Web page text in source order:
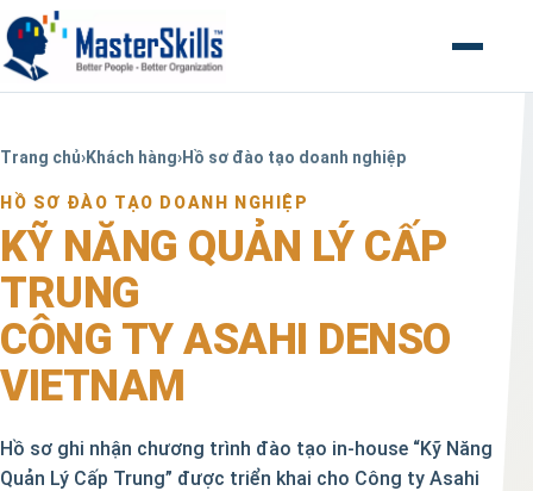
Mở menu
Trang chủ›Khách hàng›Hồ sơ đào tạo doanh nghiệp
HỒ SƠ ĐÀO TẠO DOANH NGHIỆP
KỸ NĂNG QUẢN LÝ CẤP
TRUNG
CÔNG TY ASAHI DENSO
VIETNAM
Hồ sơ ghi nhận chương trình đào tạo in-house “Kỹ Năng
Quản Lý Cấp Trung” được triển khai cho Công ty Asahi